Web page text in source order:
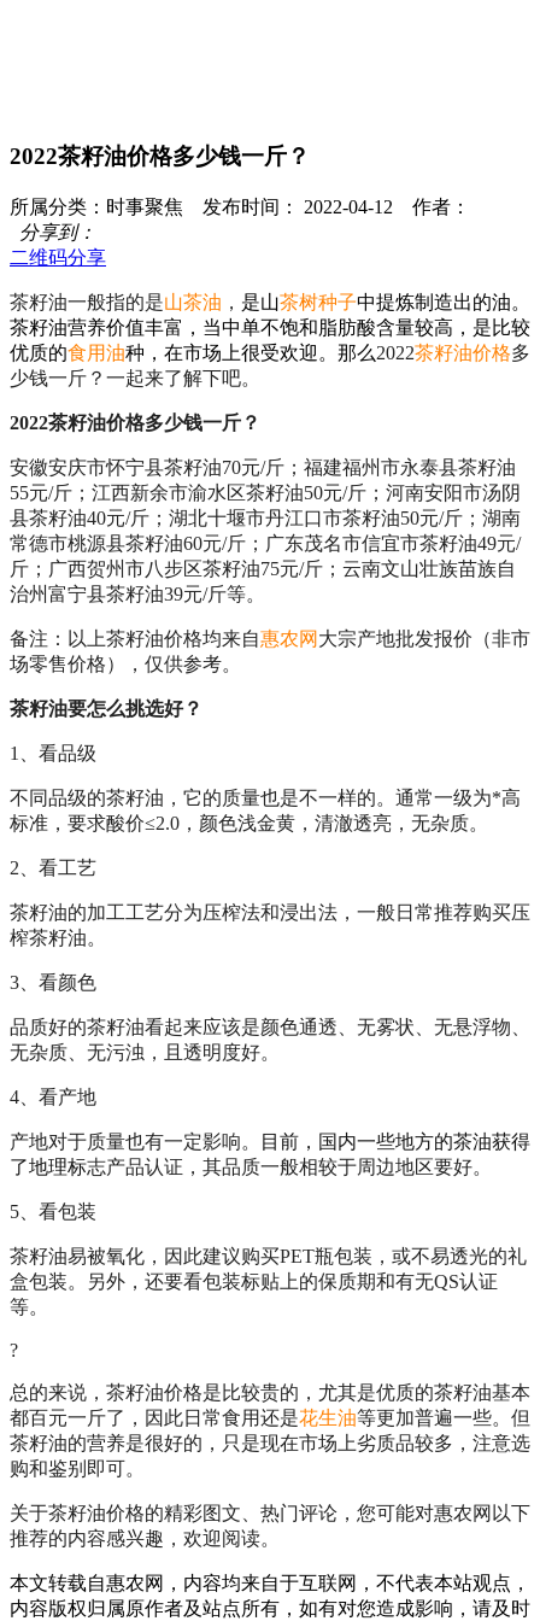
2022茶籽油价格多少钱一斤？
所属分类：时事聚焦 发布时间： 2022-04-12 作者：
分享到：
二维码分享
茶籽油一般指的是山茶油 ， 是山茶树种子中提炼制造出的油。
茶籽油营养价值丰富，当中单不饱和脂肪酸含量较高，是比较
优质的食用油种，在市场上很受欢迎。那么2022茶籽油价格多
少钱一斤？一起来了解下吧。
2022茶籽油价格多少钱一斤？
安徽安庆市怀宁县茶籽油70元/斤；福建福州市永泰县茶籽油
55元/斤；江西新余市渝水区茶籽油50元/斤；河南安阳市汤阴
县茶籽油40元/斤；湖北十堰市丹江口市茶籽油50元/斤；湖南
常德市桃源县茶籽油60元/斤；广东茂名市信宜市茶籽油49元/
斤；广西贺州市八步区茶籽油75元/斤；云南文山壮族苗族自
治州富宁县茶籽油39元/斤等。
备注：以上茶籽油价格均来自惠农网 大宗产地批发报价（非市
场零售价格），仅供参考。
茶籽油要怎么挑选好？
1、看品级
不同品级的茶籽油，它的质量也是不一样的。通常一级为*高
标准，要求酸价≤2.0，颜色浅金黄，清澈透亮，无杂质。
2、看工艺
茶籽油的加工工艺分为压榨法和浸出法，一般日常推荐购买压
榨茶籽油。
3、看颜色
品质好的茶籽油看起来应该是颜色通透、无雾状、无悬浮物、
无杂质、无污浊，且透明度好。
4、看产地
产地对于质量也有一定影响。
目前，国内一些地方的茶油获得
了地理标志产品认证，其品质一般相较于周边地区要好。
5、看包装
茶籽油易被氧化，因此建议购买PET瓶包装，或不易透光的礼
盒包装。另外，还要看包装标贴上的保质期和有无QS认证
等。
?
总的来说，茶籽油价格是比较贵的，尤其是优质的茶籽油基本
都百元一斤了，因此日常食用还是花生油等更加普遍一些。但
茶籽油的营养是很好的，只是现在市场上劣质品较多，注意选
购和鉴别即可。
关于茶籽油价格的精彩图文、热门评论，您可能对惠农网以下
推荐的内容感兴趣，欢迎阅读。
本文转载自惠农网，内容均来自于互联网，不代表本站观点，
内容版权归属原作者及站点所有，如有对您造成影响，请及时